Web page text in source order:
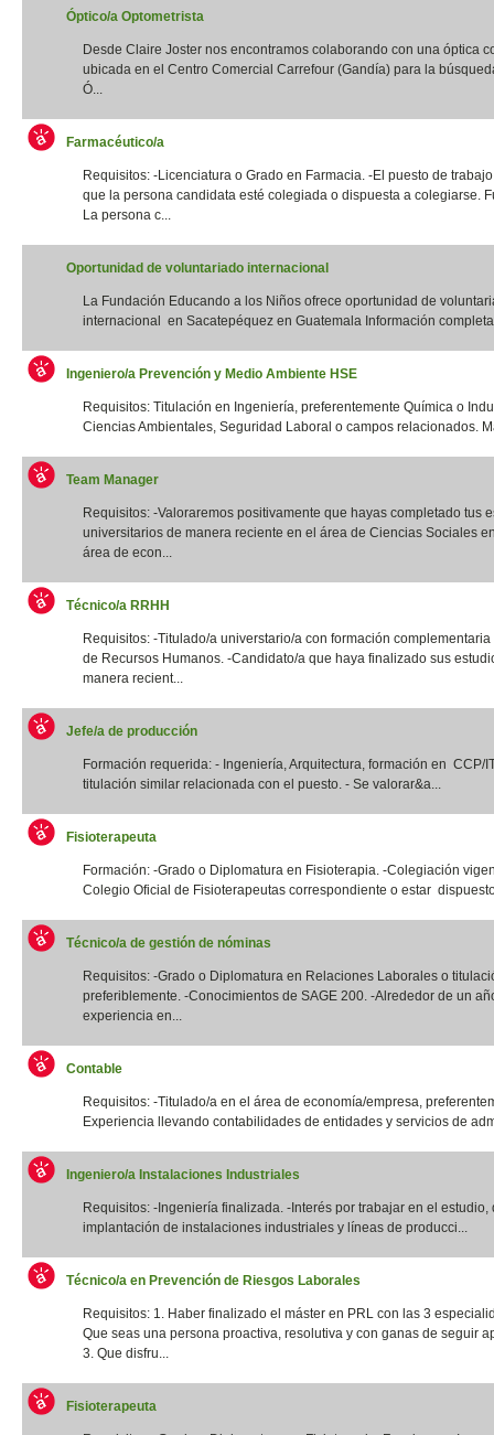
Óptico/a Optometrista
Desde Claire Joster nos encontramos colaborando con una óptica
ubicada en el Centro Comercial Carrefour (Gandía) para la
Ó...
Farmacéutico/a
Requisitos: -Licenciatura o Grado en Farmacia. -El puesto de
que la persona candidata esté colegiada o dispuesta a colegiarse.
La persona c...
Oportunidad de voluntariado internacional
La Fundación Educando a los Niños ofrece oportunidad de
internacional en Sacatepéquez en Guatemala Información
Ingeniero/a Prevención y Medio Ambiente HSE
Requisitos: Titulación en Ingeniería, preferentemente Química o
Ciencias Ambientales, Seguridad Laboral o campos relacionados.
Team Manager
Requisitos: -Valoraremos positivamente que hayas completado tus
universitarios de manera reciente en el área de Ciencias Sociales
área de econ...
Técnico/a RRHH
Requisitos: -Titulado/a universtario/a con formación
de Recursos Humanos. -Candidato/a que haya finalizado sus
manera recient...
Jefe/a de producción
Formación requerida: - Ingeniería, Arquitectura, formación en CCP/
titulación similar relacionada con el puesto. - Se valorar&a...
Fisioterapeuta
Formación: -Grado o Diplomatura en Fisioterapia. -Colegiación
Colegio Oficial de Fisioterapeutas correspondiente o estar
Técnico/a de gestión de nóminas
Requisitos: -Grado o Diplomatura en Relaciones Laborales o
preferiblemente. -Conocimientos de SAGE 200. -Alrededor de un
experiencia en...
Contable
Requisitos: -Titulado/a en el área de economía/empresa,
Experiencia llevando contabilidades de entidades y servicios de
Ingeniero/a Instalaciones Industriales
Requisitos: -Ingeniería finalizada. -Interés por trabajar en el estudio,
implantación de instalaciones industriales y líneas de producci...
Técnico/a en Prevención de Riesgos Laborales
Requisitos: 1. Haber finalizado el máster en PRL con las 3
Que seas una persona proactiva, resolutiva y con ganas de seguir
3. Que disfru...
Fisioterapeuta